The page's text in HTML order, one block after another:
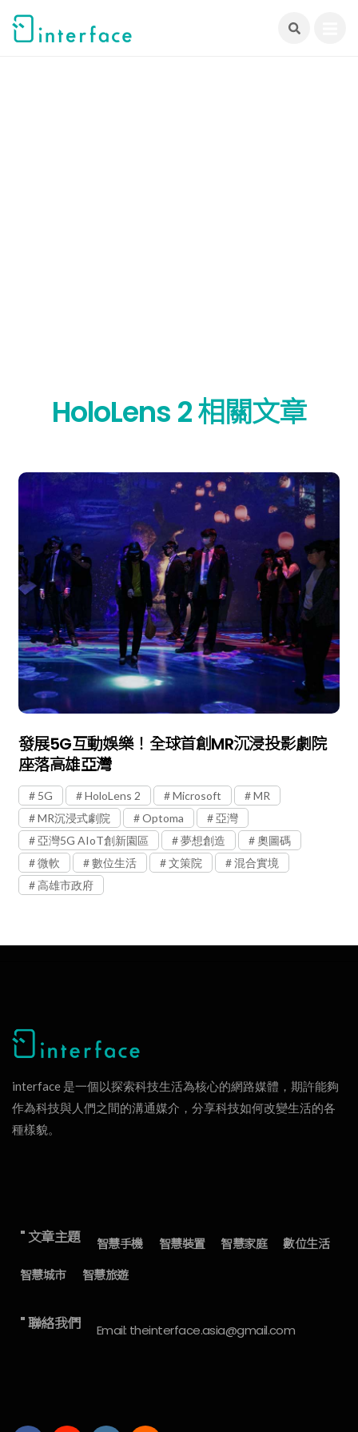
HoloLens 2 相關文章
發展5G互動娛樂！全球首創MR沉浸投影劇院
座落高雄亞灣
5G HoloLens 2 Microsoft
MR
MR沉浸式劇院
Optoma
亞灣
亞灣5G AIoT創新園區
夢想創造
奧圖碼
微軟
數位生活 文策院
混合實境
高雄市政府
interface 是一個以探索科技生活為核心的網路媒體，期許能夠
作為科技與人們之間的溝通媒介，分享科技如何改變生活的各
種樣貌。
" 文章主題 智慧手機 智慧裝置 智慧家庭
數位生活
智慧城市
智慧旅遊
" 聯絡我們 Email: theinterface.asia@gmail.com